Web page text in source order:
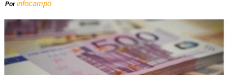
Porinfocampo